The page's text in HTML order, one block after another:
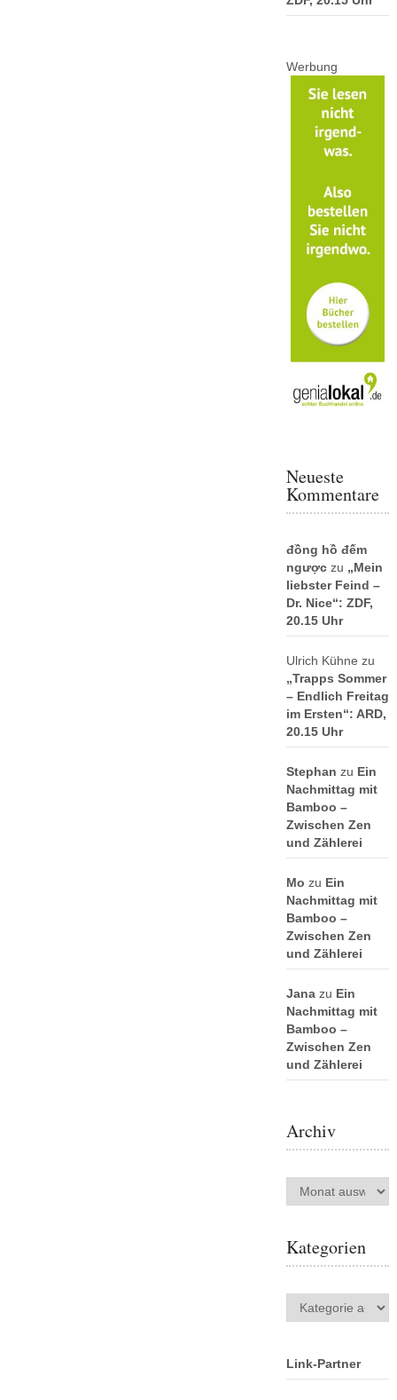
Werbung
Neueste
Kommentare
đồng hồ đếm
ngượczu „Mein
liebster Feind –
Dr. Nice“: ZDF,
20.15 Uhr
Ulrich Kühne zu
„Trapps Sommer
– Endlich Freitag
im Ersten“: ARD,
20.15 Uhr
Stephan zu Ein
Nachmittag mit
Bamboo –
Zwischen Zen
und Zählerei
Mo zu Ein
Nachmittag mit
Bamboo –
Zwischen Zen
und Zählerei
Janazu Ein
Nachmittag mit
Bamboo –
Zwischen Zen
und Zählerei
Archiv
Archiv
Kategorien
Kategorien
Link-Partner